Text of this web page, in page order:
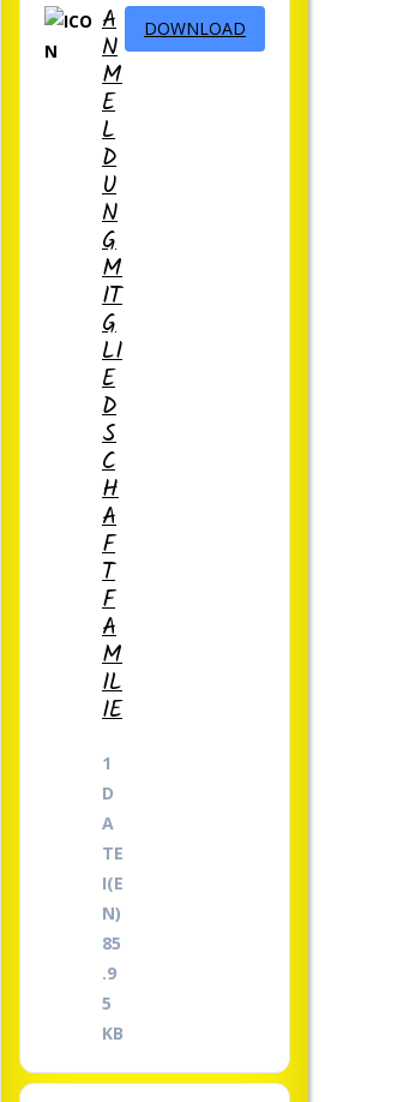
A
N
M
E
L
D
U
N
G
M
IT
G
LI
E
D
S
C
H
A
F
T
F
A
M
IL
IE
1
D
A
TE
I(E
N)
85
.9
5
KB
DOWNLOAD